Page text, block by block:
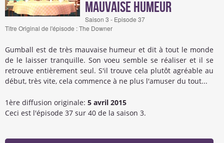
mauvaise humeur
Saison 3 - Episode 37
Titre Original de l'épisode : The Downer
Gumball est de très mauvaise humeur et dit à tout le monde
de le laisser tranquille. Son voeu semble se réaliser et il se
retrouve entièrement seul. S'il trouve cela plutôt agréable au
début, très vite, cela commence à ne plus l'amuser du tout...
1ère diffusion originale: 5 avril 2015
Ceci est l'épisode 37 sur 40 de la saison 3.